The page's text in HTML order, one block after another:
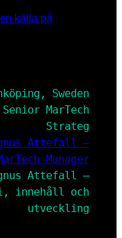
källa på
Sweden
MarTech
Strateg
Attefall –
Manager
Attefall –
innehåll och
utveckling